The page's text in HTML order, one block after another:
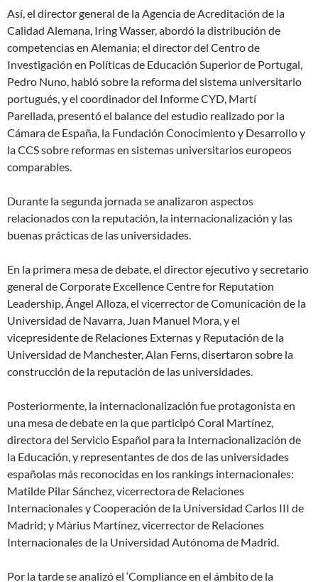
Así, el director general de la Agencia de Acreditación de la
Calidad Alemana, Iring Wasser, abordó la distribución de
competencias en Alemania; el director del Centro de
Investigación en Políticas de Educación Superior de Portugal,
Pedro Nuno, habló sobre la reforma del sistema universitario
portugués, y el coordinador del Informe CYD, Martí
Parellada, presentó el balance del estudio realizado por la
Cámara de España, la Fundación Conocimiento y Desarrollo y
la CCS sobre reformas en sistemas universitarios europeos
comparables.
Durante la segunda jornada se analizaron aspectos
relacionados con la reputación, la internacionalización y las
buenas prácticas de las universidades.
En la primera mesa de debate, el director ejecutivo y secretario
general de Corporate Excellence Centre for Reputation
Leadership, Ángel Alloza, el vicerrector de Comunicación de la
Universidad de Navarra, Juan Manuel Mora, y el
vicepresidente de Relaciones Externas y Reputación de la
Universidad de Manchester, Alan Ferns, disertaron sobre la
construcción de la reputación de las universidades.
Posteriormente, la internacionalización fue protagonista en
una mesa de debate en la que participó Coral Martínez,
directora del Servicio Español para la Internacionalización de
la Educación, y representantes de dos de las universidades
españolas más reconocidas en los rankings internacionales:
Matilde Pilar Sánchez, vicerrectora de Relaciones
Internacionales y Cooperación de la Universidad Carlos III de
Madrid; y Màrius Martínez, vicerrector de Relaciones
Internacionales de la Universidad Autónoma de Madrid.
Por la tarde se analizó el ‘Compliance en el ámbito de la